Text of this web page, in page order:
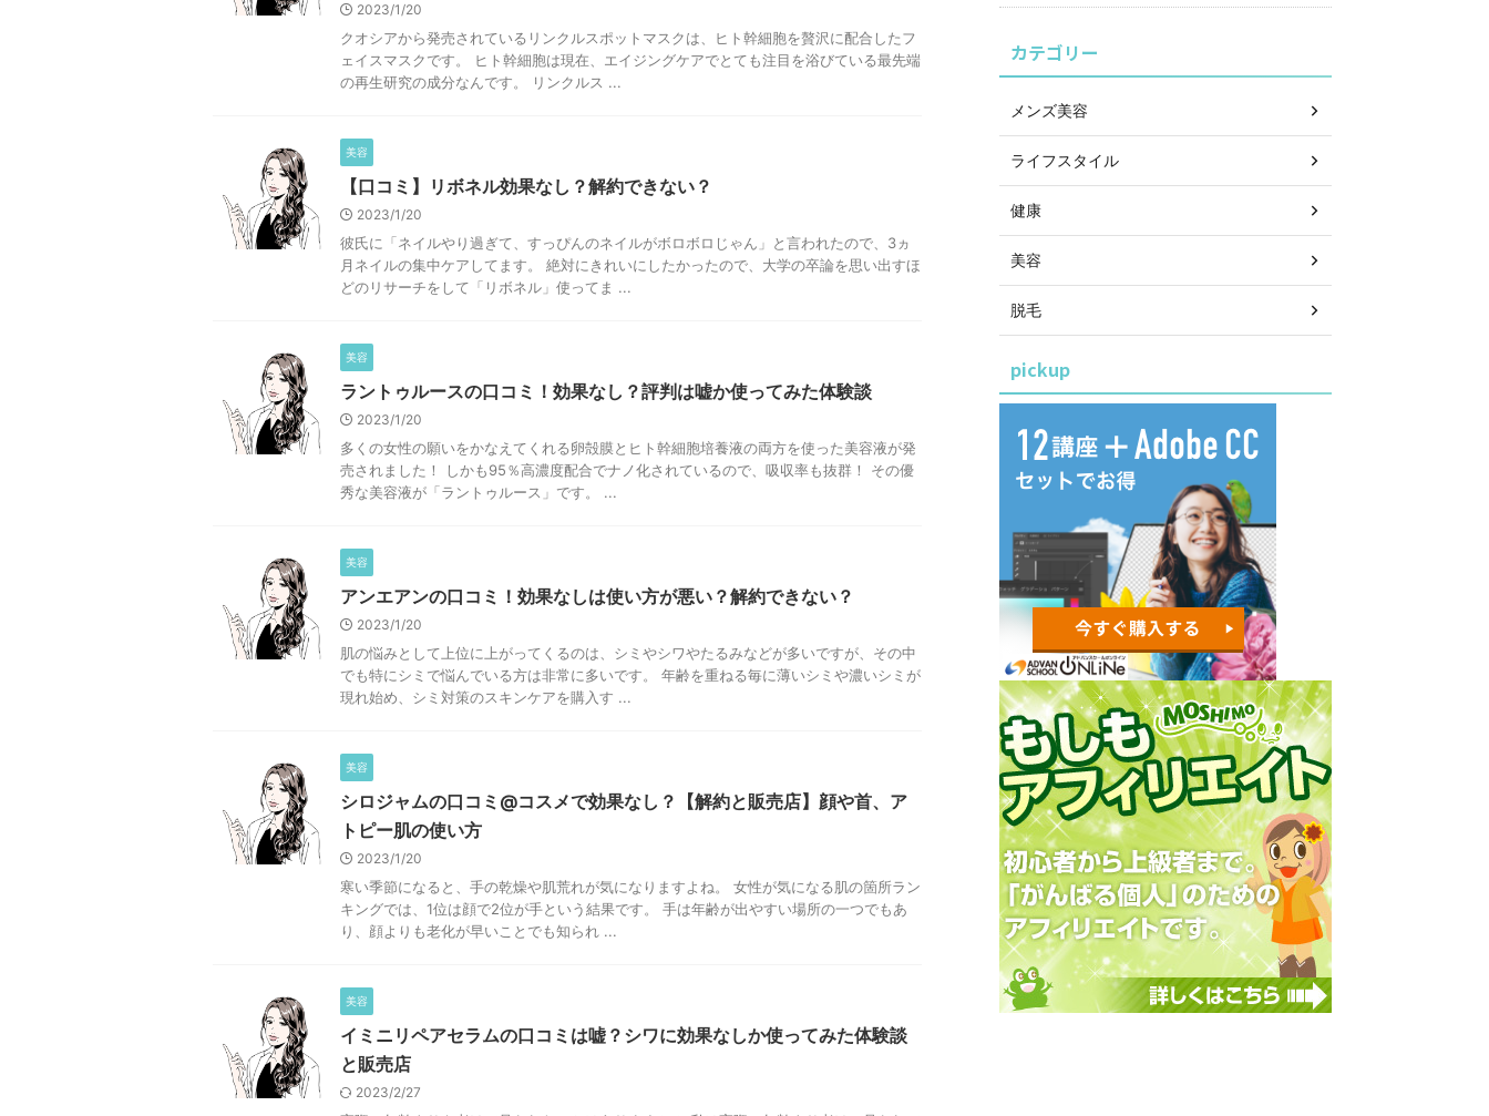
2023/1/20
クオシアから発売されているリンクルスポットマスクは、ヒト幹細胞を贅沢に配合したフ
ェイスマスクです。 ヒト幹細胞は現在、エイジングケアでとても注目を浴びている最先端
の再生研究の成分なんです。 リンクルス ...
美容
【口コミ】リボネル効果なし？解約できない？
2023/1/20
彼氏に「ネイルやり過ぎて、すっぴんのネイルがボロボロじゃん」と言われたので、3ヵ
月ネイルの集中ケアしてます。 絶対にきれいにしたかったので、大学の卒論を思い出すほ
どのリサーチをして「リボネル」使ってま ...
美容
ラントゥルースの口コミ！効果なし？評判は嘘か使ってみた体験談
2023/1/20
多くの女性の願いをかなえてくれる卵殻膜とヒト幹細胞培養液の両方を使った美容液が発
売されました！ しかも95％高濃度配合でナノ化されているので、吸収率も抜群！ その優
秀な美容液が「ラントゥルース」です。 ...
美容
アンエアンの口コミ！効果なしは使い方が悪い？解約できない？
2023/1/20
肌の悩みとして上位に上がってくるのは、シミやシワやたるみなどが多いですが、その中
でも特にシミで悩んでいる方は非常に多いです。 年齢を重ねる毎に薄いシミや濃いシミが
現れ始め、シミ対策のスキンケアを購入す ...
美容
シロジャムの口コミ@コスメで効果なし？【解約と販売店】顔や首、ア
トピー肌の使い方
2023/1/20
寒い季節になると、手の乾燥や肌荒れが気になりますよね。 女性が気になる肌の箇所ラン
キングでは、1位は顔で2位が手という結果です。 手は年齢が出やすい場所の一つでもあ
り、顔よりも老化が早いことでも知られ ...
美容
イミニリペアセラムの口コミは嘘？シワに効果なしか使ってみた体験談
と販売店
2023/2/27
カテゴリー
メンズ美容
ライフスタイル
健康
美容
脱毛
pickup